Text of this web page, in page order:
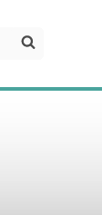
Search